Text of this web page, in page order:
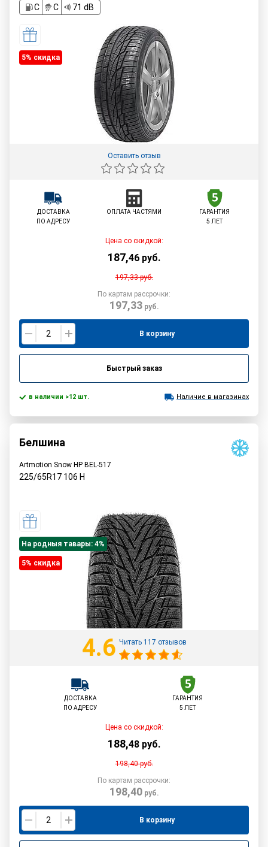
C
C 71 dB
5% cкидка
Оставить отзыв
ДОСТАВКА
ПО АДРЕСУ
ОПЛАТА ЧАСТЯМИ
ГАРАНТИЯ
5 ЛЕТ
Цена со скидкой:
187,46 руб.
197,33руб.
По картам рассрочки:
197,33руб.
В корзину
Быстрый заказ
в наличии >12 шт. Наличие в магазинах
Белшина
Artmotion Snow HP BEL-517
225/65R17 106 H
На родныя тавары: 4%
5% cкидка
4.6 Читать 117 отзывов
ДОСТАВКА
ПО АДРЕСУ
ГАРАНТИЯ
5 ЛЕТ
Цена со скидкой:
188,48 руб.
198,40руб.
По картам рассрочки:
198,40руб.
В корзину